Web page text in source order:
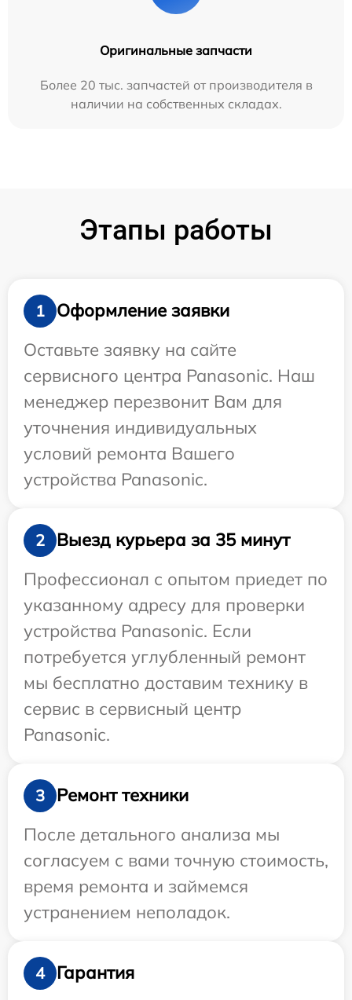
Оригинальные запчасти
Более 20 тыс. запчастей от производителя в
наличии на собственных складах.
Этапы работы
1
Оформление заявки
Оставьте заявку на сайте
сервисного центра Panasonic. Наш
менеджер перезвонит Вам для
уточнения индивидуальных
условий ремонта Вашего
устройства Panasonic.
2
Выезд курьера за 35 минут
Профессионал с опытом приедет по
указанному адресу для проверки
устройства Panasonic. Если
потребуется углубленный ремонт
мы бесплатно доставим технику в
сервис в сервисный центр
Panasonic.
3
Ремонт техники
После детального анализа мы
согласуем с вами точную стоимость,
время ремонта и займемся
устранением неполадок.
4 Гарантия